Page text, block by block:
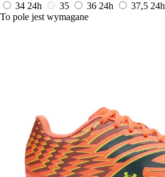
34 24h 35 36 24h 37,5 24h
To pole jest wymagane